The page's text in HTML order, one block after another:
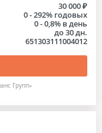
30 000 ₽
0 - 292% годовых
0 - 0,8% в день
до 30 дн.
651303111004012
Групп»